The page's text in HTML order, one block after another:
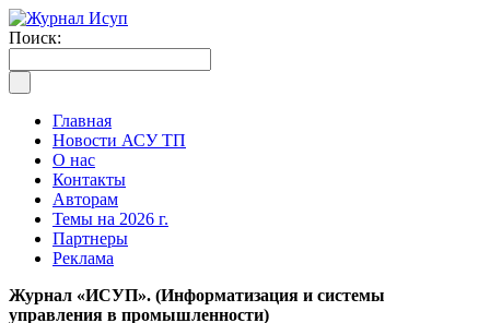
Поиск:
Главная
Новости АСУ ТП
О нас
Контакты
Авторам
Темы на 2026 г.
Партнеры
Реклама
Журнал «ИСУП». (Информатизация и системы
управления в промышленности)